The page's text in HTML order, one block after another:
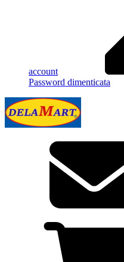
account
Password dimenticata